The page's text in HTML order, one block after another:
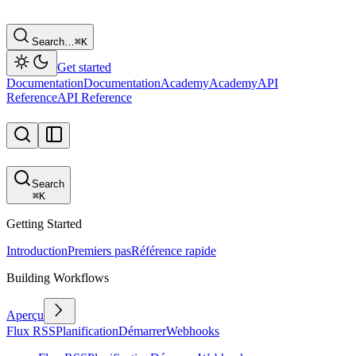
Search…⌘K
Get started
DocumentationDocumentationAcademyAcademyAPI
ReferenceAPI Reference
Search
⌘K
Getting Started
IntroductionPremiers pasRéférence rapide
Building Workflows
Aperçu
Flux RSSPlanificationDémarrerWebhooks